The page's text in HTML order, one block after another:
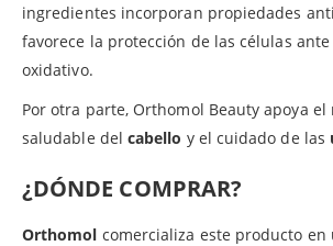
ingredientes incorporan propiedades
favorece la protección de las células
oxidativo.
Por otra parte, Orthomol Beauty apoya
saludable del cabello y el cuidado de las
¿DÓNDE COMPRAR?
Orthomol comercializa este producto en